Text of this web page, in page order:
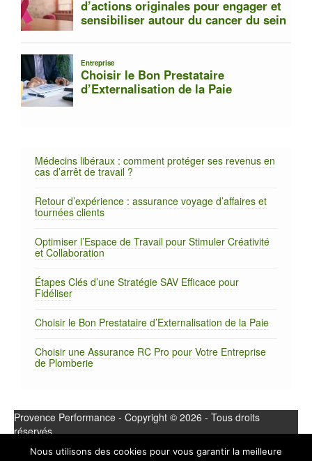
Médecins libéraux : comment protéger ses revenus en
cas d’arrêt de travail ?
Retour d’expérience : assurance voyage d’affaires et
tournées clients
Optimiser l’Espace de Travail pour Stimuler Créativité
et Collaboration
Étapes Clés d’une Stratégie SAV Efficace pour
Fidéliser
Choisir le Bon Prestataire d’Externalisation de la Paie
Choisir une Assurance RC Pro pour Votre Entreprise
de Plomberie
Provence Performance - Copyright © 2026 - Tous droits
réservés.
Nous utilisons des cookies pour vous garantir la meilleure